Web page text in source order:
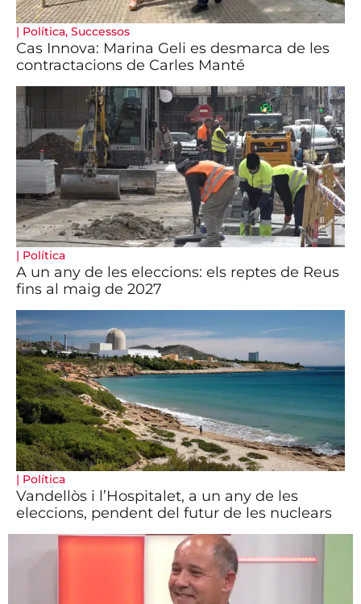
| Política, Successos
Cas Innova: Marina Geli es desmarca de les
contractacions de Carles Manté
| Política
A un any de les eleccions: els reptes de Reus
fins al maig de 2027
| Política
Vandellòs i l’Hospitalet, a un any de les
eleccions, pendent del futur de les nuclears